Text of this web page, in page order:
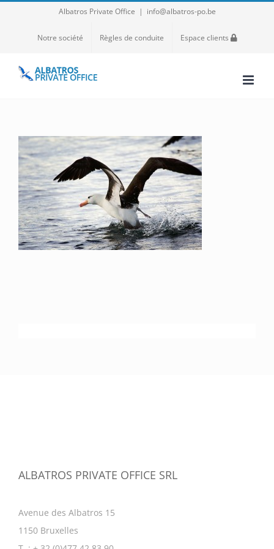
Albatros Private Office | info@albatros-po.be
Notre société Règles de conduite Espace clients
ALBATROS PRIVATE OFFICE SRL
Avenue des Albatros 15
1150 Bruxelles